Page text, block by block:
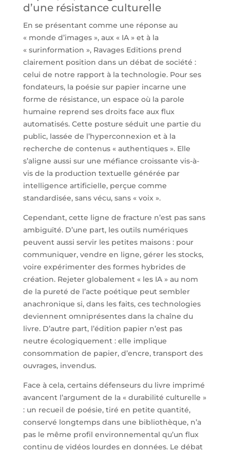
d’une résistance culturelle
En se présentant comme une réponse au
« monde d’images », aux « IA » et à la
« surinformation », Ravages Editions prend
clairement position dans un débat de société :
celui de notre rapport à la technologie. Pour ses
fondateurs, la poésie sur papier incarne une
forme de résistance, un espace où la parole
humaine reprend ses droits face aux flux
automatisés. Cette posture séduit une partie du
public, lassée de l’hyperconnexion et à la
recherche de contenus « authentiques ». Elle
s’aligne aussi sur une méfiance croissante vis-à-
vis de la production textuelle générée par
intelligence artificielle, perçue comme
standardisée, sans vécu, sans « voix ».
Cependant, cette ligne de fracture n’est pas sans
ambiguïté. D’une part, les outils numériques
peuvent aussi servir les petites maisons : pour
communiquer, vendre en ligne, gérer les stocks,
voire expérimenter des formes hybrides de
création. Rejeter globalement « les IA » au nom
de la pureté de l’acte poétique peut sembler
anachronique si, dans les faits, ces technologies
deviennent omniprésentes dans la chaîne du
livre. D’autre part, l’édition papier n’est pas
neutre écologiquement : elle implique
consommation de papier, d’encre, transport des
ouvrages, invendus.
Face à cela, certains défenseurs du livre imprimé
avancent l’argument de la « durabilité culturelle »
: un recueil de poésie, tiré en petite quantité,
conservé longtemps dans une bibliothèque, n’a
pas le même profil environnemental qu’un flux
continu de vidéos lourdes en données. Le débat